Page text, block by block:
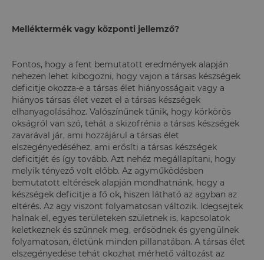
Melléktermék vagy központi jellemző?
Fontos, hogy a fent bemutatott eredmények alapján
nehezen lehet kibogozni, hogy vajon a társas készségek
deficitje okozza-e a társas élet hiányosságait vagy a
hiányos társas élet vezet el a társas készségek
elhanyagolásához. Valószínűnek tűnik, hogy körkörös
okságról van szó, tehát a skizofrénia a társas készségek
zavarával jár, ami hozzájárul a társas élet
elszegényedéséhez, ami erősíti a társas készségek
deficitjét és így tovább. Azt nehéz megállapítani, hogy
melyik tényező volt előbb. Az agyműködésben
bemutatott eltérések alapján mondhatnánk, hogy a
készségek deficitje a fő ok, hiszen látható az agyban az
eltérés. Az agy viszont folyamatosan változik. Idegsejtek
halnak el, egyes területeken születnek is, kapcsolatok
keletkeznek és szűnnek meg, erősödnek és gyengülnek
folyamatosan, életünk minden pillanatában. A társas élet
elszegényedése tehát okozhat mérhető változást az